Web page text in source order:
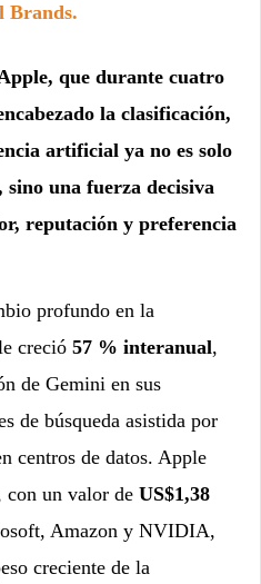
Brands.
que durante cuatro
la clasificación,
artificial ya no es solo
sino una fuerza decisiva
reputación y preferencia
profundo en la
creció 57 % interanual,
de Gemini en sus
de búsqueda asistida por
centros de datos. Apple
con un valor de US$1,38
Amazon y NVIDIA,
creciente de la